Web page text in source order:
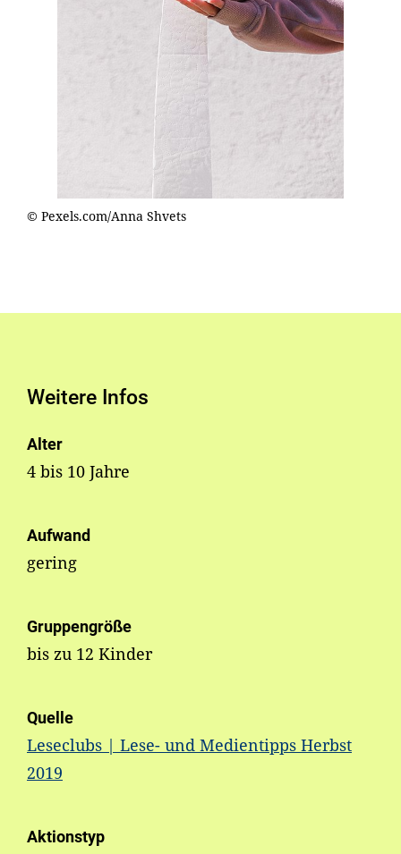
© Pexels.com/Anna Shvets
Weitere Infos
Alter
4 bis 10 Jahre
Aufwand
gering
Gruppengröße
bis zu 12 Kinder
Quelle
Leseclubs | Lese- und Medientipps Herbst
2019
Aktionstyp